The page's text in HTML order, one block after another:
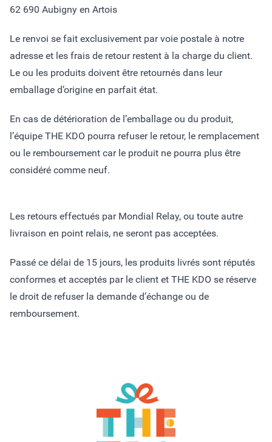
62 690 Aubigny en Artois
Le renvoi se fait exclusivement par voie postale à notre
adresse et les frais de retour restent à la charge du client.
Le ou les produits doivent être retournés dans leur
emballage d’origine en parfait état.
En cas de détérioration de l’emballage ou du produit,
l’équipe THE KDO pourra refuser le retour, le remplacement
ou le remboursement car le produit ne pourra plus être
considéré comme neuf.
Les retours effectués par Mondial Relay, ou toute autre
livraison en point relais, ne seront pas acceptées.
Passé ce délai de 15 jours, les produits livrés sont réputés
conformes et acceptés par le client et THE KDO se réserve
le droit de refuser la demande d’échange ou de
remboursement.